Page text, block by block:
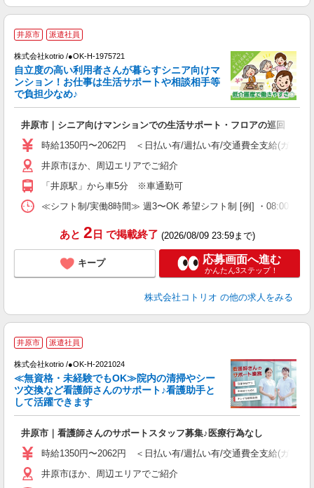
井原市 派遣社員
株式会社kotrio /●OK-H-1975721
自立度の高い利用者さんが暮らすシニア向けマ
ンション！お仕事は生活サポートや相談相手等
で負担少なめ♪
井原市｜シニア向けマンションでの生活サポート・フロアの巡回
時給1350円〜2062円 ＜日払い有/週払い有/交通費全支給(ガソリ
井原市ほか、周辺エリアでご紹介
「井原駅」から車5分 ※車通勤可
≪シフト制/実働8時間≫ 週3〜OK 希望シフト制 [例] ・08:00 〜
あと 2 日 で掲載終了 (2026/08/09 23:59まで)
キープ 応募画面へ進む
かんたん3ステップ！
株式会社コトリオ の他の求人をみる
井原市 派遣社員
株式会社kotrio /●OK-H-2021024
≪無資格・未経験でもOK≫院内の清掃やシー
ツ交換など看護師さんのサポート♪看護助手と
して活躍できます
井原市｜看護師さんのサポートスタッフ募集♪医療行為なし
時給1350円〜2062円 ＜日払い有/週払い有/交通費全支給(ガソリ
井原市ほか、周辺エリアでご紹介